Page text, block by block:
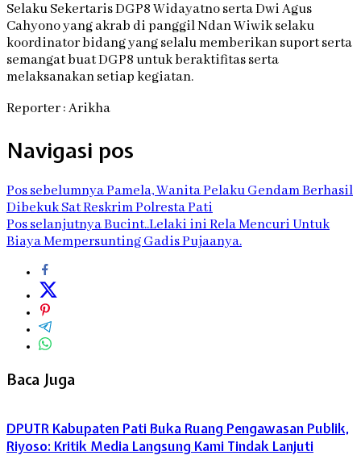
Selaku Sekertaris DGP8 Widayatno serta Dwi Agus
Cahyono yang akrab di panggil Ndan Wiwik selaku
koordinator bidang yang selalu memberikan suport serta
semangat buat DGP8 untuk beraktifitas serta
melaksanakan setiap kegiatan.
Reporter : Arikha
Navigasi pos
Pos sebelumnyaPamela, Wanita Pelaku Gendam Berhasil
Dibekuk Sat Reskrim Polresta Pati
Pos selanjutnyaBucint..Lelaki ini Rela Mencuri Untuk
Biaya Mempersunting Gadis Pujaanya.
Baca Juga
DPUTR Kabupaten Pati Buka Ruang Pengawasan Publik,
Riyoso: Kritik Media Langsung Kami Tindak Lanjuti